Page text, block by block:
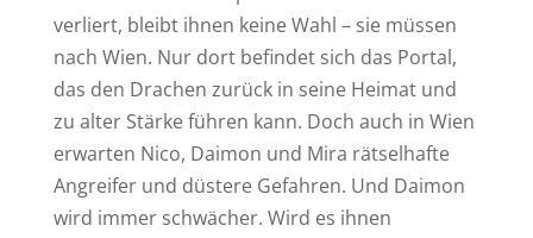
verliert, bleibt ihnen keine Wahl – sie müssen
nach Wien. Nur dort befindet sich das Portal,
das den Drachen zurück in seine Heimat und
zu alter Stärke führen kann. Doch auch in Wien
erwarten Nico, Daimon und Mira rätselhafte
Angreifer und düstere Gefahren. Und Daimon
wird immer schwächer. Wird es ihnen